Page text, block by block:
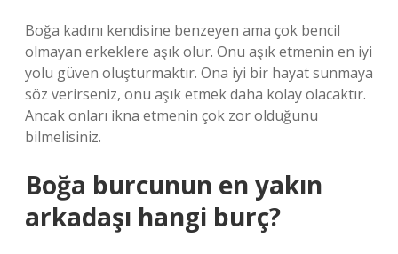
Boğa kadını kendisine benzeyen ama çok bencil
olmayan erkeklere aşık olur. Onu aşık etmenin en iyi
yolu güven oluşturmaktır. Ona iyi bir hayat sunmaya
söz verirseniz, onu aşık etmek daha kolay olacaktır.
Ancak onları ikna etmenin çok zor olduğunu
bilmelisiniz.
Boğa burcunun en yakın
arkadaşı hangi burç?